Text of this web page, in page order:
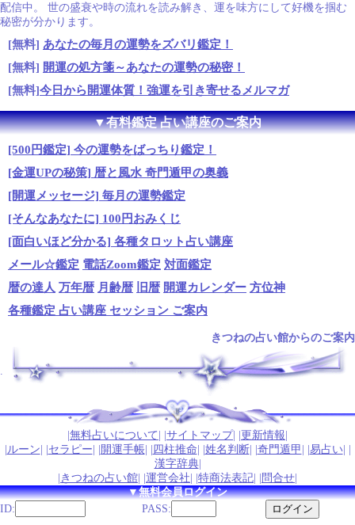
配信中。 世の盛衰や時の流れを読み解き、運を味方にして好機を掴む
秘密が分かります。
[無料] あなたの毎月の運勢をズバリ鑑定！
[無料] 開運の処方箋～あなたの運勢の秘密！
[無料]今日から開運体質！強運を引き寄せるメルマガ
▼有料鑑定 占い講座のご案内
[500円鑑定] 今の運勢をばっちり鑑定！
[金運UPの秘策] 暦と風水 奇門遁甲の奥義
[開運メッセージ] 毎月の運勢鑑定
[そんなあなたに] 100円おみくじ
[面白いほど分かる] 各種タロット占い講座
メール☆鑑定 電話Zoom鑑定 対面鑑定
暦の達人 万年暦 月齢暦 旧暦 開運カレンダー 方位神
各種鑑定 占い講座 セッション ご案内
きつねの占い館からのご案内
無料占いについて サイトマップ 更新情報
ルーン セラピー 開運手帳 四柱推命 姓名判断| | 奇門遁甲 易占い
漢字辞典|
きつねの占い館 運営会社 特商法表記 問合せ
▼無料会員ログイン
ID:
PASS: